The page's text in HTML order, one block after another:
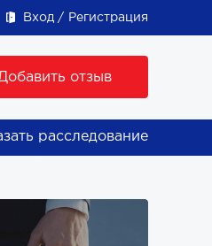
Вход Регистрация
отзыв
расследование